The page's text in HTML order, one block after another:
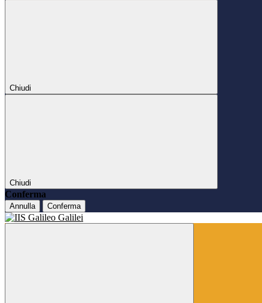
Chiudi
Chiudi
Conferma
Annulla Conferma